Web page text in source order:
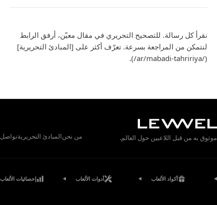
نقرأ كل رسالة. للتصحيح التحريري في مقال معيّن، أرفق الرابط
لنتمكن من المراجعة بسرعة. تعرّف أكثر على [المبادئ التحريرية]
(/ar/mabadi-tahririya/).
موثوق به من قبل اللاعبين حول العالم. من نحنالمبادئ التحريريةتواصل
أكواد الألعاب أدوات الألعاب إحصائيات الألعاب